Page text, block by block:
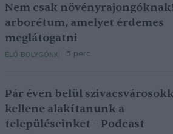
Nem csak
arborétum, amelyet érdemes
meglátogatni
ÉLŐ BOLYGÓNK 5 perc
Pár éven belül
kellene alakítanunk a
településeinket – Podcast